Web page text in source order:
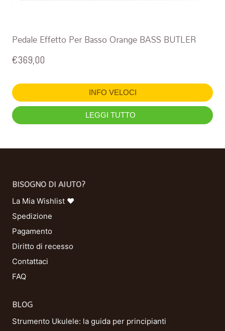
Pedale Effetto Per Basso Orange BASS BUTLER
€369,00
INFO VELOCI
LEGGI TUTTO
BISOGNO DI AIUTO?
La Mia Wishlist ❤
Spedizione
Pagamento
Diritto di recesso
Contattaci
FAQ
BLOG
Strumento Ukulele: la guida per principianti